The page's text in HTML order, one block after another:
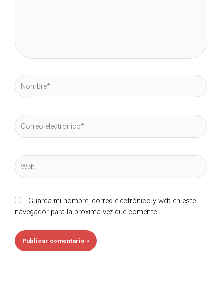
Nombre*
Correo
electrónico*
Web
Guarda mi nombre, correo electrónico y web en este
navegador para la próxima vez que comente.